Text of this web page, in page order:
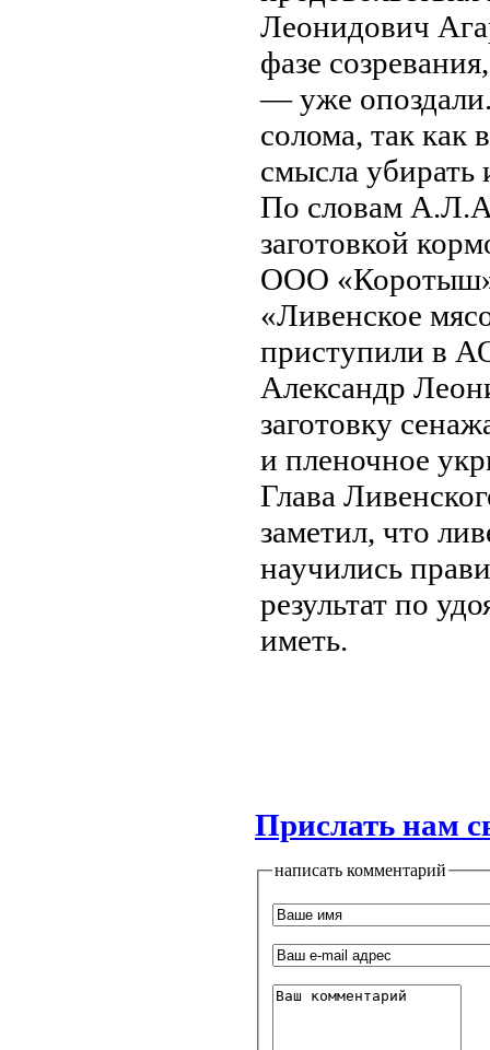
Леонидович
фазе
— уже
солома, так как
смысла убирать
По словам
заготовкой
ООО
«Ливенское
приступили в
Александр
заготовку
и пленочное
Глава
заметил, что
научились
результат по
иметь.
Прислать нам
написать комментарий